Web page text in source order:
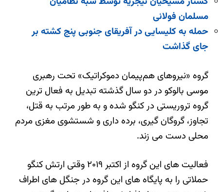
مسلمان فولانی
حمله به کلیسایی در آفریقای جنوبی پنج کشته بر
جای گذاشت
گروه «نیروهای هم‌پیمان دموکراتیک» تحت رهبری
موسی بالوکو‌ در دو سال گذشته تبدیل به فعال ترین
گروه تروریستی در کنگو‌ شده و به طور مرتب به قتل،
تجاوز، گروگان گیری، برده داری و شستشوی مغزی مردم
محلی دست می زند.
فعالیت های این گروه از اکتبر ۲۰۱۹ وقتی ارتش کنگو
حملاتی را به پایگاه های این گروه در جنگل های اطراف